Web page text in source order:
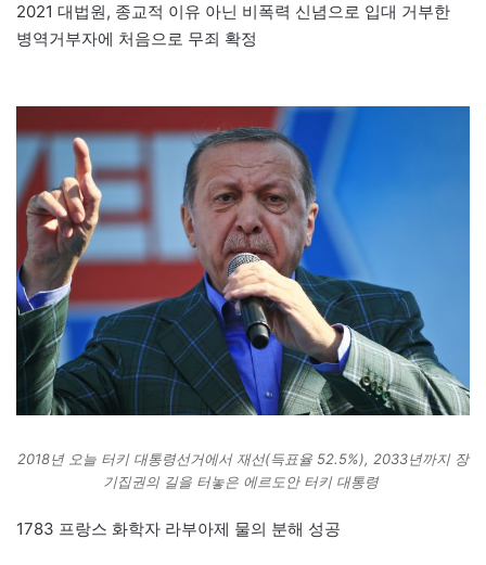
2021 대법원, 종교적 이유 아닌 비폭력 신념으로 입대 거부한
병역거부자에 처음으로 무죄 확정
2018년 오늘 터키 대통령선거에서 재선(득표율 52.5%), 2033년까지 장
기집권의 길을 터놓은 에르도안 터키 대통령
1783 프랑스 화학자 라부아제 물의 분해 성공